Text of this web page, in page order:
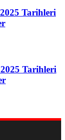
Tarihleri
Tarihleri